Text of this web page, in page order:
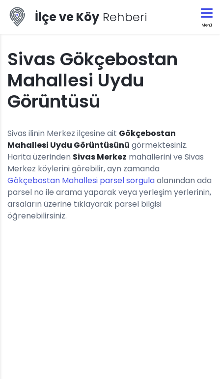
İlçe ve Köy Rehberi
Menü
Sivas Gökçebostan
Mahallesi Uydu
Görüntüsü
Sivas ilinin Merkez ilçesine ait Gökçebostan
Mahallesi Uydu Görüntüsünü görmektesiniz.
Harita üzerinden Sivas Merkez mahallerini ve Sivas
Merkez köylerini görebilir, ayn zamanda
Gökçebostan Mahallesi parsel sorgulaalanından ada
parsel no ile arama yaparak veya yerleşim yerlerinin,
arsaların üzerine tıklayarak parsel bilgisi
öğrenebilirsiniz.